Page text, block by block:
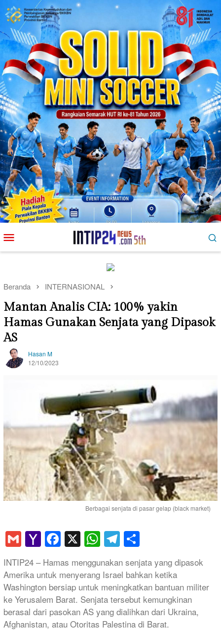
ke
kontenMobile
Beranda INTERNASIONAL
Mantan Analis CIA: 100% yakin
Hamas Gunakan Senjata yang Dipasok
AS
Hasan M
12/10/2023
Berbagai senjata di pasar gelap (black market)
GmailYahoo
Mail
Facebook
X WhatsApp
Telegram
INTIP24 – Hamas menggunakan senjata yang dipasok
Amerika untuk menyerang Israel bahkan ketika
Washington bersiap untuk meningkatkan bantuan militer
ke Yerusalem Barat. Senjata tersebut kemungkinan
berasal dari pasokan AS yang dialihkan dari Ukraina,
Afghanistan, atau Otoritas Palestina di Barat.